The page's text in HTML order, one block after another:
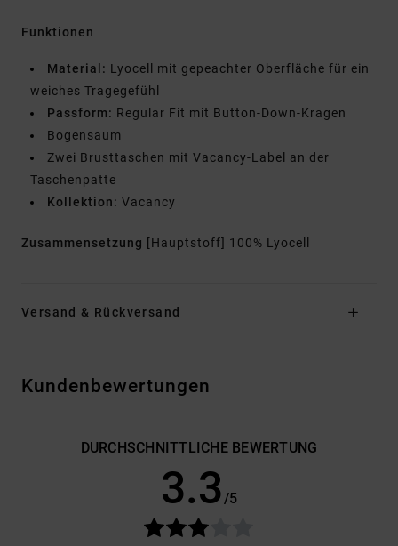
Funktionen
Material: Lyocell mit gepeachter Oberfläche für ein
weiches Tragegefühl
Passform: Regular Fit mit Button-Down-Kragen
Bogensaum
Zwei Brusttaschen mit Vacancy-Label an der
Taschenpatte
Kollektion: Vacancy
Zusammensetzung [Hauptstoff] 100% Lyocell
Versand & Rückversand
Kundenbewertungen
DURCHSCHNITTLICHE BEWERTUNG
3.3/5